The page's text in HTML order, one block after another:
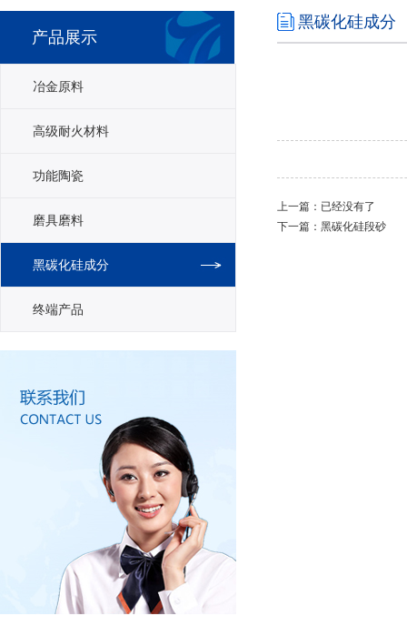
产品展示
冶金原料
高级耐火材料
功能陶瓷
磨具磨料
黑碳化硅成分
终端产品
黑碳化硅成分
上一篇：已经没有了
下一篇： 黑碳化硅段砂